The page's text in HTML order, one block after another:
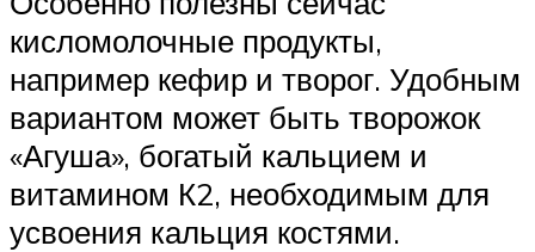
кисломолочные продукты,
например кефир и творог. Удобным
вариантом может быть творожок
«Агуша», богатый кальцием и
витамином К2, необходимым для
усвоения кальция костями.